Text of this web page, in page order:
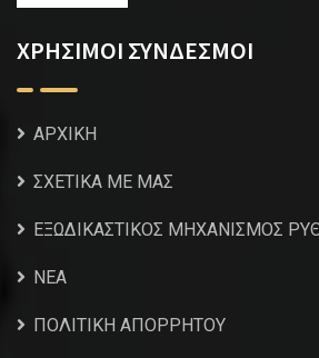
ΧΡΗΣΙΜΟΙ ΣΥΝΔΕΣΜΟΙ
ΑΡΧΙΚΗ
ΣΧΕΤΙΚΑ ΜΕ ΜΑΣ
ΕΞΩΔΙΚΑΣΤΙΚΟΣ ΜΗΧΑΝΙΣΜΟΣ
NEA
ΠΟΛΙΤΙΚΗ ΑΠΟΡΡΗΤΟΥ